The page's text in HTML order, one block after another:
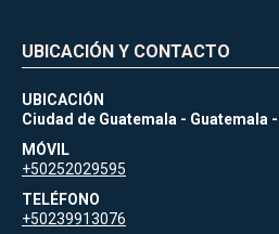
UBICACIÓN Y CONTACTO
UBICACIÓN
Ciudad de Guatemala - Guatemala
MÓVIL
+50252029595
TELÉFONO
+50239913076